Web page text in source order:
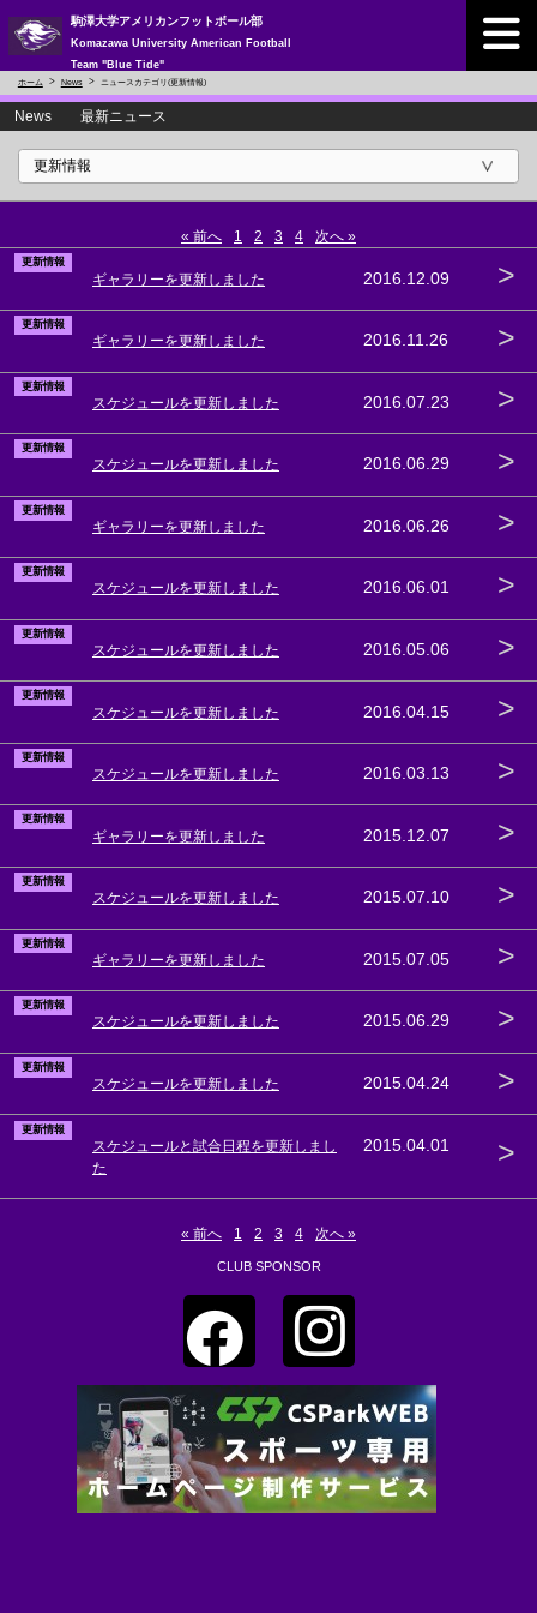
駒澤大学アメリカンフットボール部
Komazawa University American Football
Team "Blue Tide"
ホーム News ニュースカテゴリ(更新情報)
News 最新ニュース
« 前へ 1 2 3 4 次へ »
更新情報
ギャラリーを更新しました 2016.12.09 >
更新情報
ギャラリーを更新しました 2016.11.26 >
更新情報
スケジュールを更新しました 2016.07.23 >
更新情報
スケジュールを更新しました 2016.06.29 >
更新情報
ギャラリーを更新しました 2016.06.26 >
更新情報
スケジュールを更新しました 2016.06.01 >
更新情報
スケジュールを更新しました 2016.05.06 >
更新情報
スケジュールを更新しました 2016.04.15 >
更新情報
スケジュールを更新しました 2016.03.13 >
更新情報
ギャラリーを更新しました 2015.12.07 >
更新情報
スケジュールを更新しました 2015.07.10 >
更新情報
ギャラリーを更新しました 2015.07.05 >
更新情報
スケジュールを更新しました 2015.06.29 >
更新情報
スケジュールを更新しました 2015.04.24 >
更新情報
スケジュールと試合日程を更新しまし
た
2015.04.01 >
« 前へ 1 2 3 4 次へ »
CLUB SPONSOR